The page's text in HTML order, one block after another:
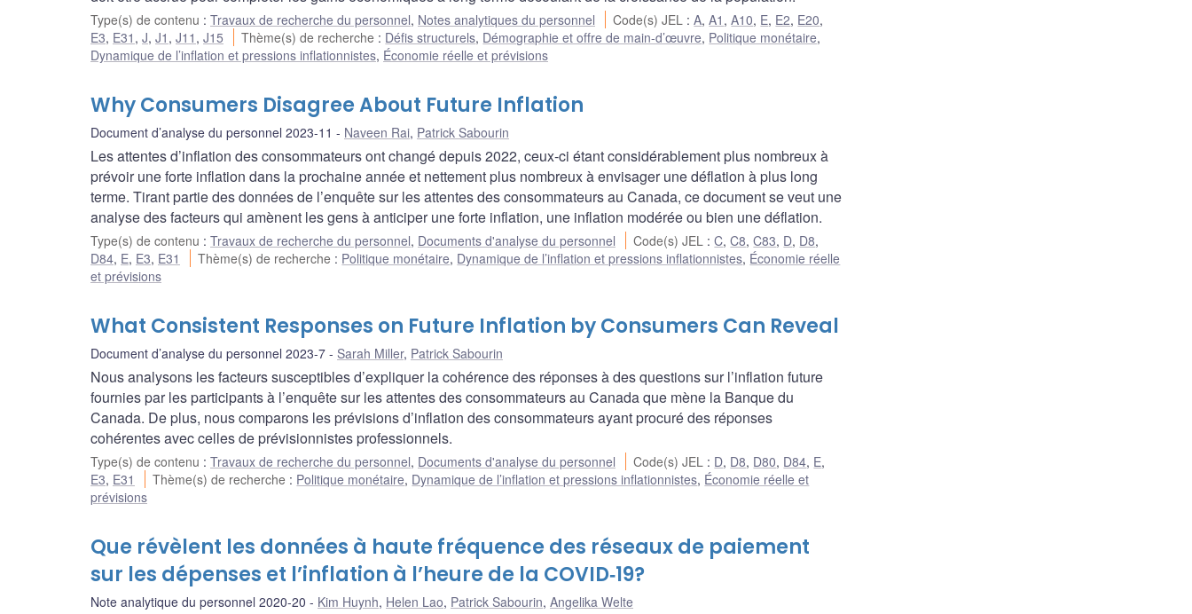
Type(s) de contenu : Travaux de recherche du personnel, Notes analytiques du personnel Code(s) JEL :A,A1 ,A10, E, E2, E20,
E3, E31 , J, J1 , J11 , J15 Thème(s) de recherche : Défis structurels, Démographie et offre de main-d’œuvre, Politique monétaire,
Dynamique de l’inflation et pressions inflationnistes, Économie réelle et prévisions
Why Consumers Disagree About Future Inflation
Document d’analyse du personnel 2023-11 Naveen Rai, Patrick Sabourin
Les attentes d’inflation des consommateurs ont changé depuis 2022, ceux-ci étant considérablement plus nombreux à
prévoir une forte inflation dans la prochaine année et nettement plus nombreux à envisager une déflation à plus long
terme. Tirant partie des données de l’enquête sur les attentes des consommateurs au Canada, ce document se veut une
analyse des facteurs qui amènent les gens à anticiper une forte inflation, une inflation modérée ou bien une déflation.
Type(s) de contenu : Travaux de recherche du personnel, Documents d'analyse du personnel Code(s) JEL :C,C8,C83, D, D8,
D84, E, E3, E31 Thème(s) de recherche : Politique monétaire, Dynamique de l’inflation et pressions inflationnistes, Économie réelle
et prévisions
What Consistent Responses on Future Inflation by Consumers Can Reveal
Document d’analyse du personnel 2023-7 Sarah Miller, Patrick Sabourin
Nous analysons les facteurs susceptibles d’expliquer la cohérence des réponses à des questions sur l’inflation future
fournies par les participants à l’enquête sur les attentes des consommateurs au Canada que mène la Banque du
Canada. De plus, nous comparons les prévisions d’inflation des consommateurs ayant procuré des réponses
cohérentes avec celles de prévisionnistes professionnels.
Type(s) de contenu : Travaux de recherche du personnel, Documents d'analyse du personnel Code(s) JEL : D, D8, D80, D84, E,
E3, E31 Thème(s) de recherche : Politique monétaire, Dynamique de l’inflation et pressions inflationnistes, Économie réelle et
prévisions
Que révèlent les données à haute fréquence des réseaux de paiement
sur les dépenses et l’inflation à l’heure de la COVID‑19?
Note analytique du personnel 2020-20 Kim Huynh, Helen Lao, Patrick Sabourin, Angelika Welte